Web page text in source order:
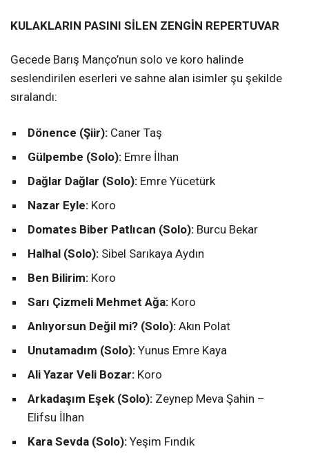
KULAKLARIN PASINI SİLEN ZENGİN REPERTUVAR
Gecede Barış Manço’nun solo ve koro halinde
seslendirilen eserleri ve sahne alan isimler şu şekilde
sıralandı:
Dönence (Şiir): Caner Taş
Gülpembe (Solo): Emre İlhan
Dağlar Dağlar (Solo): Emre Yücetürk
Nazar Eyle: Koro
Domates Biber Patlıcan (Solo): Burcu Bekar
Halhal (Solo): Sibel Sarıkaya Aydın
Ben Bilirim: Koro
Sarı Çizmeli Mehmet Ağa: Koro
Anlıyorsun Değil mi? (Solo): Akın Polat
Unutamadım (Solo): Yunus Emre Kaya
Ali Yazar Veli Bozar: Koro
Arkadaşım Eşek (Solo): Zeynep Meva Şahin –
Elifsu İlhan
Kara Sevda (Solo): Yeşim Fındık